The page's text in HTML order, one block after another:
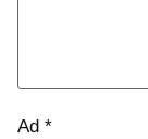
Ad *